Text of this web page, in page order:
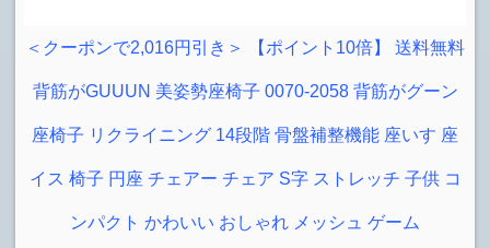
＜クーポンで2,016円引き＞ 【ポイント10倍】 送料無料
背筋がGUUUN 美姿勢座椅子 0070-2058 背筋がグーン
座椅子 リクライニング 14段階 骨盤補整機能 座いす 座
イス 椅子 円座 チェアー チェア S字 ストレッチ 子供 コ
ンパクト かわいい おしゃれ メッシュ ゲーム